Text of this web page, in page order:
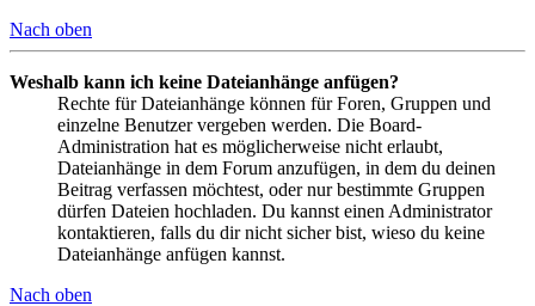
Nach oben
Weshalb kann ich keine Dateianhänge anfügen?
Rechte für Dateianhänge können für Foren, Gruppen und
einzelne Benutzer vergeben werden. Die Board-
Administration hat es möglicherweise nicht erlaubt,
Dateianhänge in dem Forum anzufügen, in dem du deinen
Beitrag verfassen möchtest, oder nur bestimmte Gruppen
dürfen Dateien hochladen. Du kannst einen Administrator
kontaktieren, falls du dir nicht sicher bist, wieso du keine
Dateianhänge anfügen kannst.
Nach oben